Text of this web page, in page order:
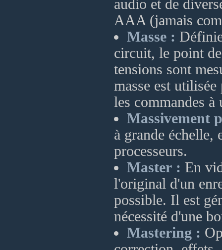
audio et de
AAA (jamais
Masse :
circuit, le point
tensions sont
masse est
les commandes à
Massivement
à grande échelle,
processeurs.
Master : En
l'original d'un
possible. Il est
nécessité d'une
Mastering :